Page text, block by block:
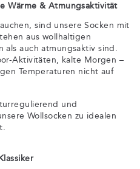
Wärme & Atmungsaktivität
sind unsere Socken mit
aus wollhaltigen
als auch atmungsaktiv sind.
Aktivitäten, kalte Morgen –
Temperaturen nicht auf
und
Wollsocken zu idealen